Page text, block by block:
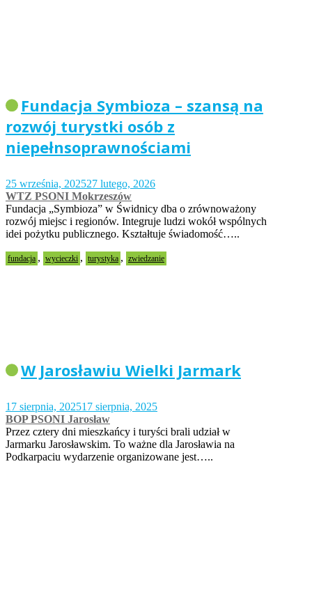
Fundacja Symbioza – szansą na
rozwój turystki osób z
niepełnsoprawnościami
25 września, 202527 lutego, 2026
WTZ PSONI Mokrzeszów
Fundacja „Symbioza” w Świdnicy dba o zrównoważony
rozwój miejsc i regionów. Integruje ludzi wokół wspólnych
idei pożytku publicznego. Kształtuje świadomość…..
fundacja , wycieczki , turystyka , zwiedzanie
W Jarosławiu Wielki Jarmark
17 sierpnia, 202517 sierpnia, 2025
BOP PSONI Jarosław
Przez cztery dni mieszkańcy i turyści brali udział w
Jarmarku Jarosławskim. To ważne dla Jarosławia na
Podkarpaciu wydarzenie organizowane jest…..